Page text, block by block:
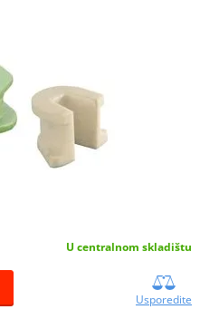
U centralnom skladištu
Usporedite